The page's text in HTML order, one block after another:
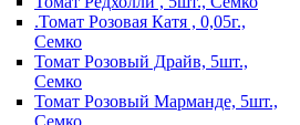
.Томат Розовая Катя , 0,05г.,
Семко
Томат Розовый Драйв, 5шт.,
Семко
Томат Розовый Марманде, 5шт.,
Семко